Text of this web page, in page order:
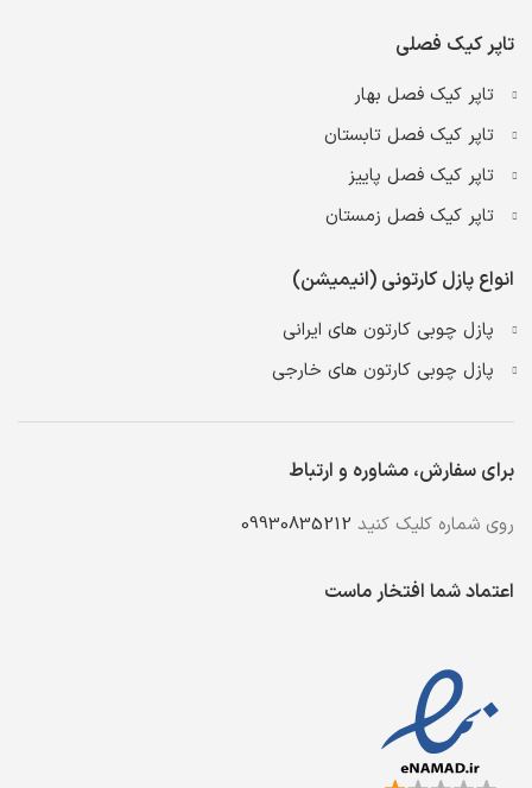
تاپر کیک فصلی
تاپر کیک فصل بهار
تاپر کیک فصل تابستان
تاپر کیک فصل پاییز
تاپر کیک فصل زمستان
انواع پازل کارتونی (انیمیشن)
پازل چوبی کارتون های ایرانی
پازل چوبی کارتون های خارجی
برای سفارش، مشاوره و ارتباط
روی شماره کلیک کنید 09930835212
اعتماد شما افتخار ماست